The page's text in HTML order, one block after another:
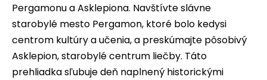
Pergamonu a Asklepiona. Navštívte slávne
starobylé mesto Pergamon, ktoré bolo kedysi
centrom kultúry a učenia, a preskúmajte pôsobivý
Asklepion, starobylé centrum liečby. Táto
prehliadka sľubuje deň naplnený historickými